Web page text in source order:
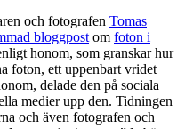
och fotografen Tomas
bloggpost om foton i
honom, som granskar hur
foton, ett uppenbart vridet
delade den på sociala
medier upp den. Tidningen
och även fotografen och